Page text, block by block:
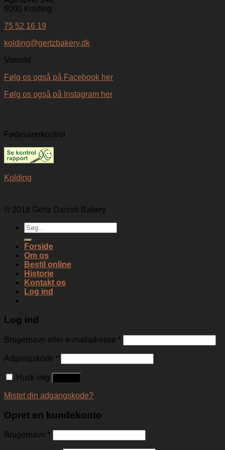
6000 Kolding
75 52 16 19
kolding@gertzbakery.dk
Vonsild
Følg os også på Facebook her
Følg os også på Instagram her
Fødevarerkontrol
Kolding
© 2018 Gertz Danish Bakery
Søg
efter:
Forside
Om os
Bestil online
Historie
Kontakt os
Log ind
Log ind
Brugernavn eller e-mailadresse *
Adgangskode *
Husk mig
Mistet din adgangskode?
Opret en kundekonto
Brugernavn *